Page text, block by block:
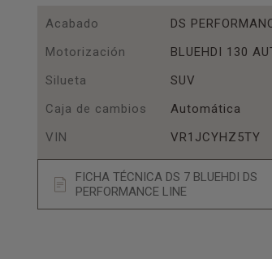
Acabado
DS
Motorización
BLUEHDI 130
Silueta
SUV
Caja de cambios
Automática
VIN
VR1JCYHZ5TY
FICHA TÉCNICA DS 7 BLUEHDI DS
PERFORMANCE LINE